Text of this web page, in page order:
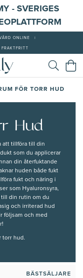
- SVERIGES
ONLINE
FÖR TORR HUD
Hud
att tillföra till din
som du applicerar
din återfuktande
huden både fukt
fukt och näring i
som Hyaluronsyra,
till din rutin om du
och irriterad hud
följsam och med
torr hud.
BÄSTSÄLJARE